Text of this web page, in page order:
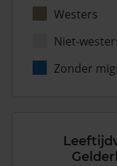
Westers
Niet-
Zonder